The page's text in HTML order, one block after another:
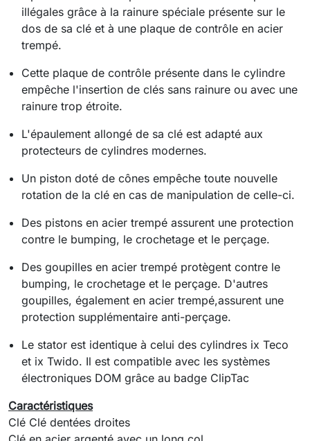
illégales grâce à la rainure spéciale présente sur le
dos de sa clé et à une plaque de contrôle en acier
trempé.
Cette plaque de contrôle présente dans le cylindre
empêche l'insertion de clés sans rainure ou avec une
rainure trop étroite.
L'épaulement allongé de sa clé est adapté aux
protecteurs de cylindres modernes.
Un piston doté de cônes empêche toute nouvelle
rotation de la clé en cas de manipulation de celle-ci.
Des pistons en acier trempé assurent une protection
contre le bumping, le crochetage et le perçage.
Des goupilles en acier trempé protègent contre le
bumping, le crochetage et le perçage. D'autres
goupilles, également en acier trempé,assurent une
protection supplémentaire anti-perçage.
Le stator est identique à celui des cylindres ix Teco
et ix Twido. Il est compatible avec les systèmes
électroniques DOM grâce au badge ClipTac
Caractéristiques
Clé Clé dentées droites